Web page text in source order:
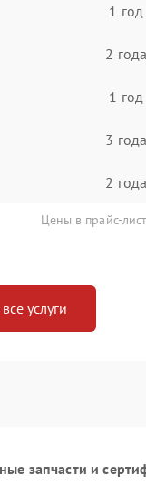
1 год
2 года
1 год
3 года
2 года
Цены в прайс-
услуги
запчасти и